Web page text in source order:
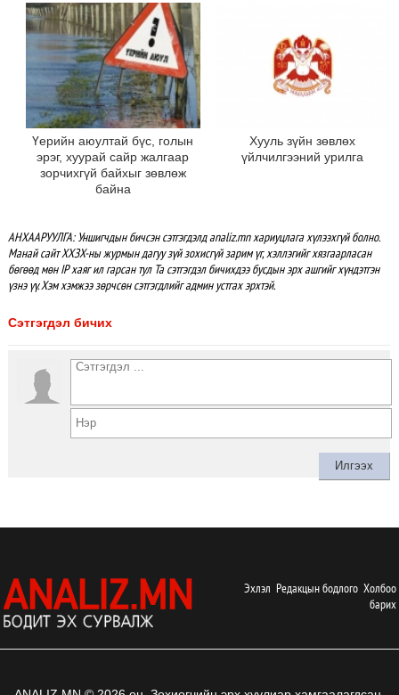
Үерийн аюултай бүс, голын
эрэг, хуурай сайр жалгаар
зорчихгүй байхыг зөвлөж
байна
Хууль зүйн зөвлөх
үйлчилгээний урилга
АНХААРУУЛГА: Уншигчдын бичсэн сэтгэгдэлд analiz.mn хариуцлага хүлээхгүй болно.
Манай сайт ХХЗХ-ны журмын дагуу зүй зохисгүй зарим үг, хэллэгийг хязгаарласан
бөгөөд мөн IP хаяг ил гарсан тул Та сэтгэгдэл бичихдээ бусдын эрх ашгийг хүндэтгэн
үзнэ үү. Хэм хэмжээ зөрчсөн сэтгэгдлийг админ устгах эрхтэй.
Сэтгэгдэл бичих
Эхлэл Редакцын бодлого Холбоо
барих